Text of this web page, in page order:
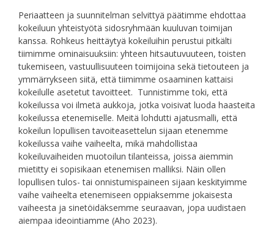
Periaatteen ja suunnitelman selvittyä päätimme ehdottaa
kokeiluun yhteistyötä sidosryhmään kuuluvan toimijan
kanssa. Rohkeus heittäytyä kokeiluihin perustui pitkälti
tiimimme ominaisuuksiin: yhteen hitsautuvuuteen, toisten
tukemiseen, vastuullisuuteen toimijoina sekä tietouteen ja
ymmärrykseen siitä, että tiimimme osaaminen kattaisi
kokeilulle asetetut tavoitteet. Tunnistimme toki, että
kokeilussa voi ilmetä aukkoja, jotka voisivat luoda haasteita
kokeilussa etenemiselle. Meitä lohdutti ajatusmalli, että
kokeilun lopullisen tavoiteasettelun sijaan etenemme
kokeilussa vaihe vaiheelta, mikä mahdollistaa
kokeiluvaiheiden muotoilun tilanteissa, joissa aiemmin
mietitty ei sopisikaan etenemisen malliksi. Näin ollen
lopullisen tulos- tai onnistumispaineen sijaan keskityimme
vaihe vaiheelta etenemiseen oppiaksemme jokaisesta
vaiheesta ja sinetöidäksemme seuraavan, jopa uudistaen
aiempaa ideointiamme (Aho 2023).